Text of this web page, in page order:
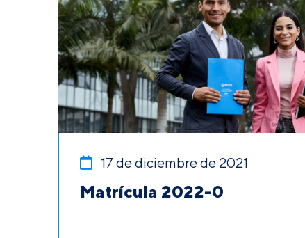
17 de diciembre de 2021
Matrícula 2022-0